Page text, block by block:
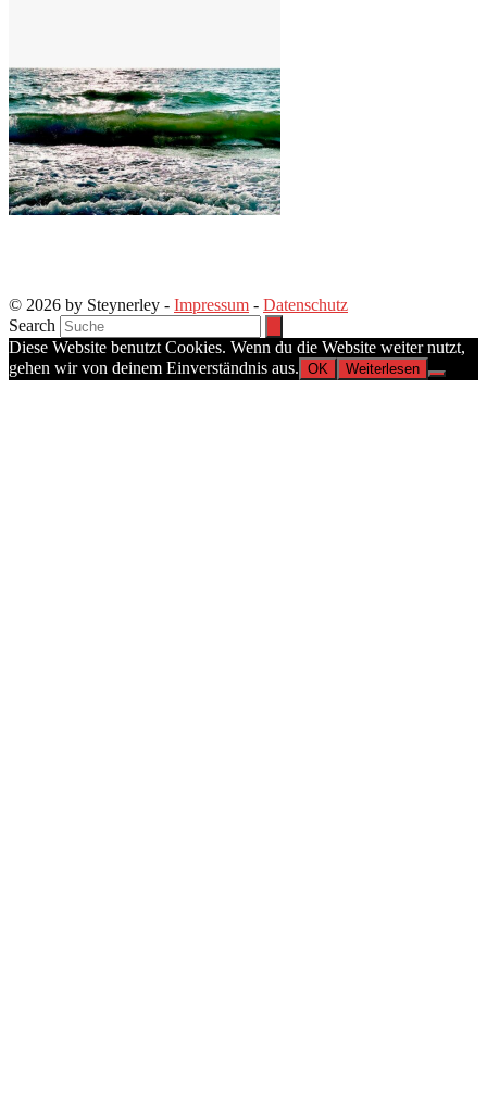
© 2026 by Steynerley - Impressum - Datenschutz
Search
Diese Website benutzt Cookies. Wenn du die Website weiter nutzt,
gehen wir von deinem Einverständnis aus. OK Weiterlesen